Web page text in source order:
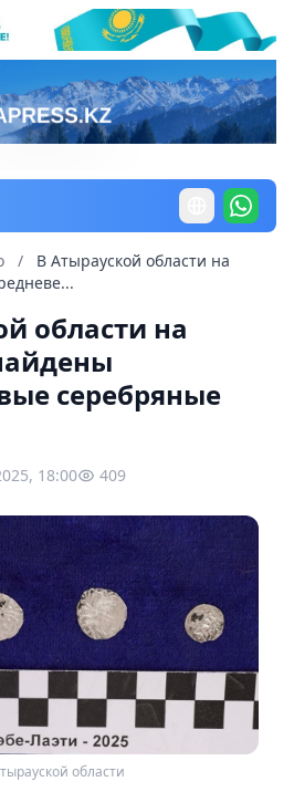
/
В Атырауской области на
области на
серебряные
18:00 409
области